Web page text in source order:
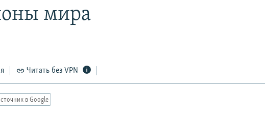
мира
Читать без VPN
в Google